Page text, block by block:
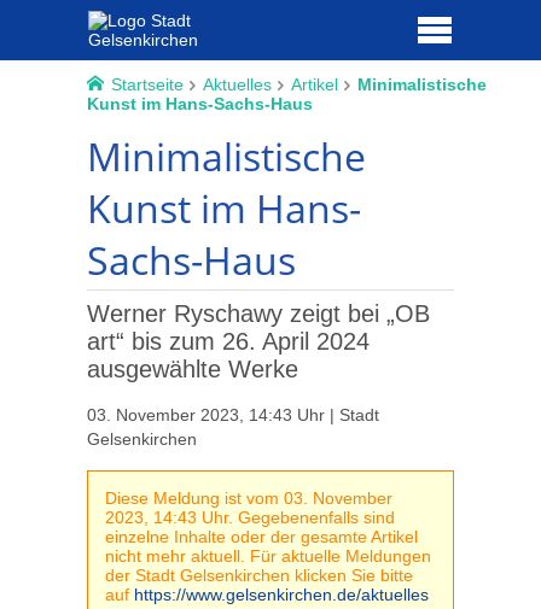
Startseite Aktuelles Artikel
Minimalistische
Kunst im Hans-Sachs-Haus
Minimalistische
Kunst im Hans-
Sachs-Haus
Werner Ryschawy zeigt bei „OB
art“ bis zum 26. April 2024
ausgewählte Werke
03. November 2023, 14:43 Uhr | Stadt
Gelsenkirchen
Diese Meldung ist vom 03. November
2023, 14:43 Uhr. Gegebenenfalls sind
einzelne Inhalte oder der gesamte Artikel
nicht mehr aktuell. Für aktuelle Meldungen
der Stadt Gelsenkirchen klicken Sie bitte
auf https://www.gelsenkirchen.de/aktuelles